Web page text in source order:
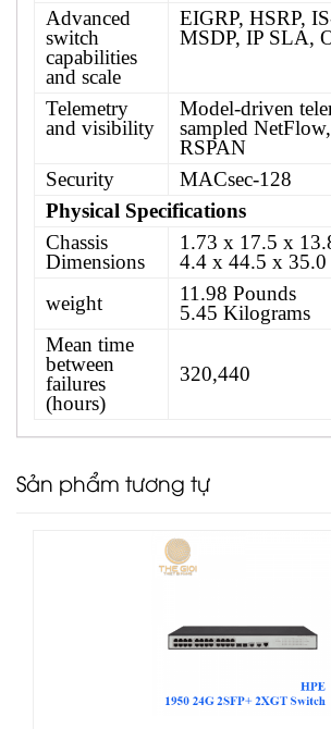
Advanced
switch
capabilities
and scale
EIGRP, HSRP,
MSDP, IP SLA,
Telemetry
and visibility
Model-driven
sampled
RSPAN
Security
MACsec-128
Physical Specifications
Chassis
Dimensions
1.73 x 17.5 x
4.4 x 44.5 x 35.0
weight
11.98 Pounds
5.45 Kilograms
Mean time
between
failures
(hours)
320,440
Sản phẩm tương tự